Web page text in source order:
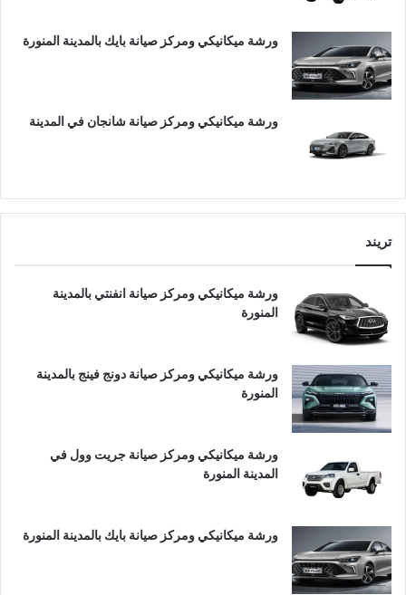
ورشة ميكانيكي ومركز صيانة بايك بالمدينة المنورة
ورشة ميكانيكي ومركز صيانة شانجان في المدينة
تريند
ورشة ميكانيكي ومركز صيانة انفنتي بالمدينة
المنورة
ورشة ميكانيكي ومركز صيانة دونج فينج بالمدينة
المنورة
ورشة ميكانيكي ومركز صيانة جريت وول في
المدينة المنورة
ورشة ميكانيكي ومركز صيانة بايك بالمدينة المنورة